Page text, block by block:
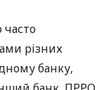
різних
банку,